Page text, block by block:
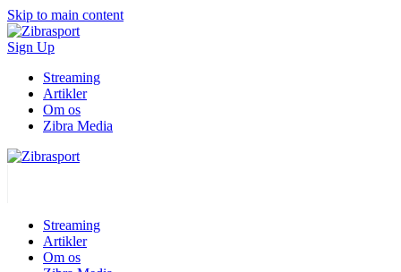
Skip to main content
Sign Up
Streaming
Artikler
Om os
Zibra Media
Streaming
Artikler
Om os